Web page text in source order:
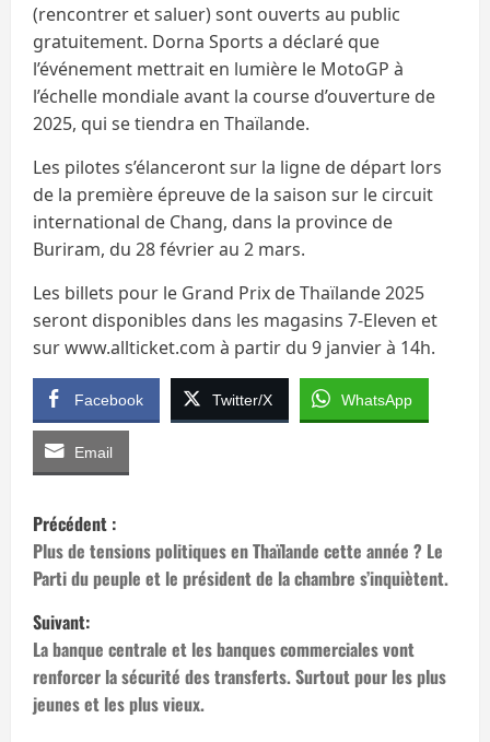
(rencontrer et saluer) sont ouverts au public
gratuitement. Dorna Sports a déclaré que
l’événement mettrait en lumière le MotoGP à
l’échelle mondiale avant la course d’ouverture de
2025, qui se tiendra en Thaïlande.
Les pilotes s’élanceront sur la ligne de départ lors
de la première épreuve de la saison sur le circuit
international de Chang, dans la province de
Buriram, du 28 février au 2 mars.
Les billets pour le Grand Prix de Thaïlande 2025
seront disponibles dans les magasins 7-Eleven et
sur www.allticket.com à partir du 9 janvier à 14h.
Facebook Twitter/X WhatsApp
Email
N
a
v
i
g
Précédent :
Plus de tensions politiques en Thaïlande cette année ? Le
Parti du peuple et le président de la chambre s’inquiètent.
Suivant:
La banque centrale et les banques commerciales vont
renforcer la sécurité des transferts. Surtout pour les plus
jeunes et les plus vieux.